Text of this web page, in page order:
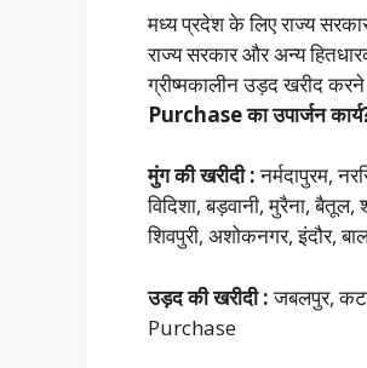
मध्य प्रदेश के लिए राज्य
राज्य सरकार और अन्य
ग्रीष्मकालीन उड़द खरीद
Purchase का उपार्जन
मुंग की खरीदी :नर्मदापुरम,
विदिशा, बड़वानी, मुरैना, बैतूल,
शिवपुरी, अशोकनगर, इंदौर,
उड़द की खरीदी :जबलपुर,
Purchase